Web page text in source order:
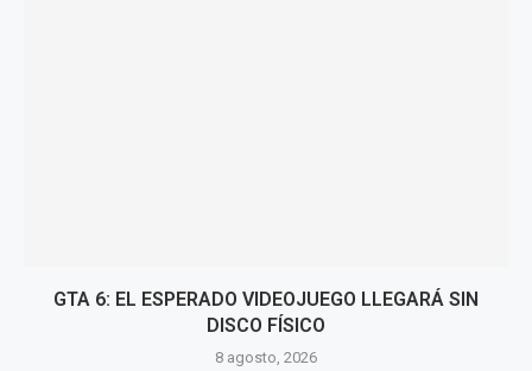
BTS Y GOOGLE SORPRENDEN CON CAMPAÑA DE
GEMINI
8 agosto, 2026